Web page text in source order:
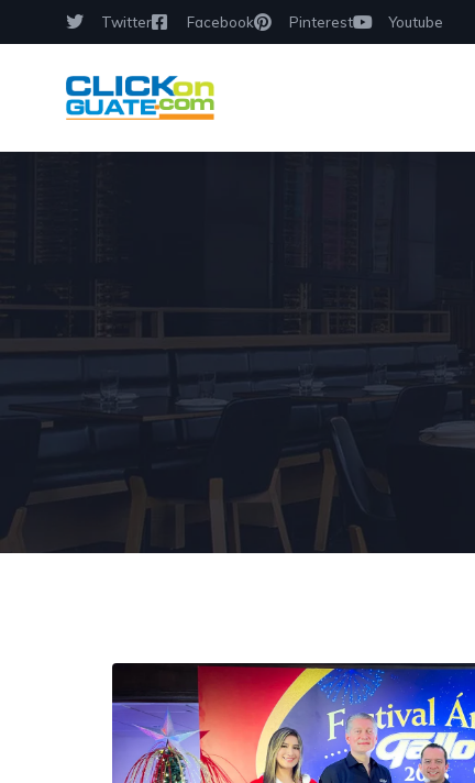
Twitter Facebook Pinterest Youtube